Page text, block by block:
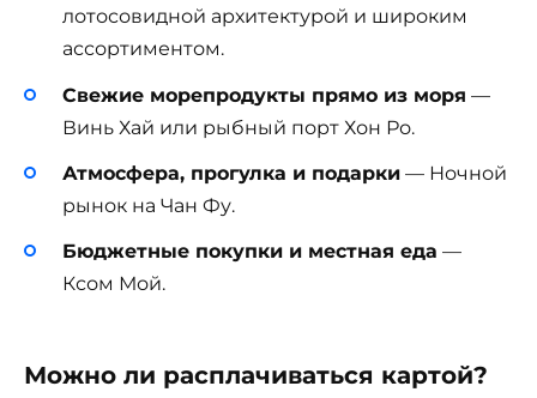
лотосовидной архитектурой и широким
ассортиментом.
Свежие морепродукты прямо из моря —
Винь Хай или рыбный порт Хон Ро.
Атмосфера, прогулка и подарки — Ночной
рынок на Чан Фу.
Бюджетные покупки и местная еда —
Ксом Мой.
Можно ли расплачиваться картой?